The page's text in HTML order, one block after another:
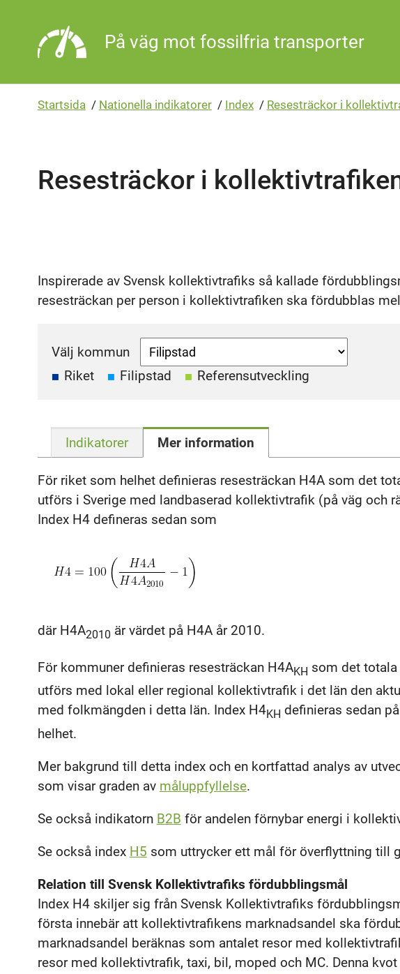
På väg mot fossilfria transporter
Startsida / Nationella indikatorer / Index / Resesträckor i
Resesträckor i
Inspirerade av Svensk kollektivtrafiks så kallade
resesträckan per person i kollektivtrafiken ska fördubblas
Välj kommun
Riket
Filipstad Referensutveckling
Indikatorer Mer information
För riket som helhet definieras resesträckan H4A som det
utförs i Sverige med landbaserad kollektivtrafik (på väg och
Index H4 defineras sedan som
där H4A2010 är värdet på H4A år 2010.
För kommuner definieras resesträckan H4AKH som det
utförs med lokal eller regional kollektivtrafik i det län den
med folkmängden i detta län. Index H4KH definieras sedan
helhet.
Mer bakgrund till detta index och en kortfattad analys av
som visar graden av måluppfyllelse.
Se också indikatorn B2B för andelen förnybar energi i
Se också index H5 som uttrycker ett mål för överflyttning till
Relation till Svensk Kollektivtrafiks fördubblingsmål
Index H4 skiljer sig från Svensk Kollektivtrafiks
första innebär att kollektivtrafikens marknadsandel ska
marknadsandel beräknas som antalet resor med
resor med kollektivtrafik, taxi, bil, moped och MC. Denna